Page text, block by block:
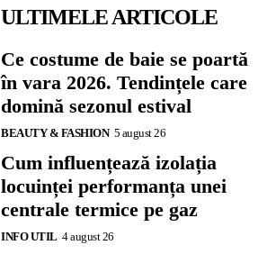
ULTIMELE ARTICOLE
Ce costume de baie se poartă
în vara 2026. Tendințele care
domină sezonul estival
BEAUTY & FASHION 5 august 26
Cum influențează izolația
locuinței performanța unei
centrale termice pe gaz
INFO UTIL 4 august 26